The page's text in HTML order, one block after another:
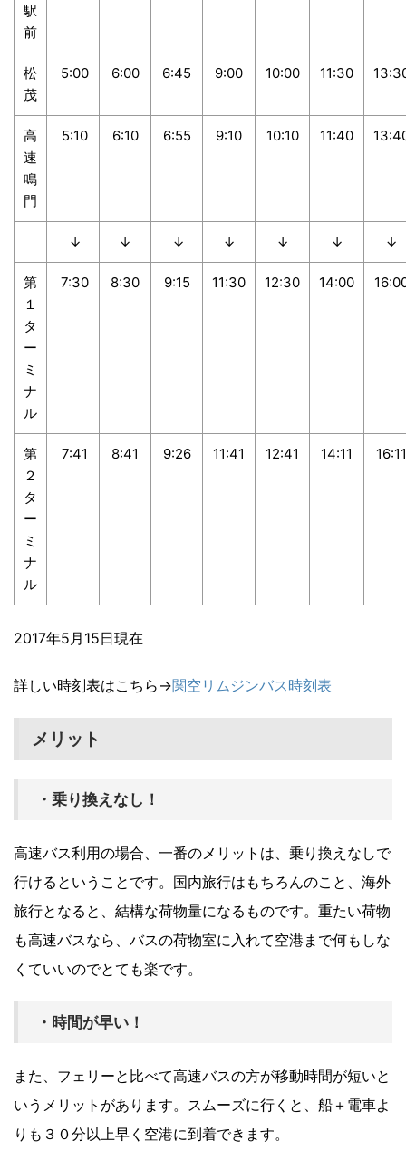
駅
前
松
茂
5:00 6:00 6:45 9:00 10:00 11:30
高
速
鳴
門
5:10 6:10 6:55 9:10 10:10 11:40
↓ ↓ ↓ ↓ ↓ ↓ ↓
第
１
タ
ー
ミ
ナ
ル
7:30 8:30 9:15 11:30 12:30 14:00
第
２
タ
ー
ミ
ナ
ル
7:41 8:41 9:26 11:41 12:41 14:11 16:11
2017年5月15日現在
詳しい時刻表はこちら→関空リムジンバス時刻表
メリット
・乗り換えなし！
高速バス利用の場合、一番のメリットは、乗り換えなしで
行けるということです。国内旅行はもちろんのこと、海外
旅行となると、結構な荷物量になるものです。重たい荷物
も高速バスなら、バスの荷物室に入れて空港まで何もしな
くていいのでとても楽です。
・時間が早い！
また、フェリーと比べて高速バスの方が移動時間が短いと
いうメリットがあります。スムーズに行くと、船＋電車よ
りも３０分以上早く空港に到着できます。